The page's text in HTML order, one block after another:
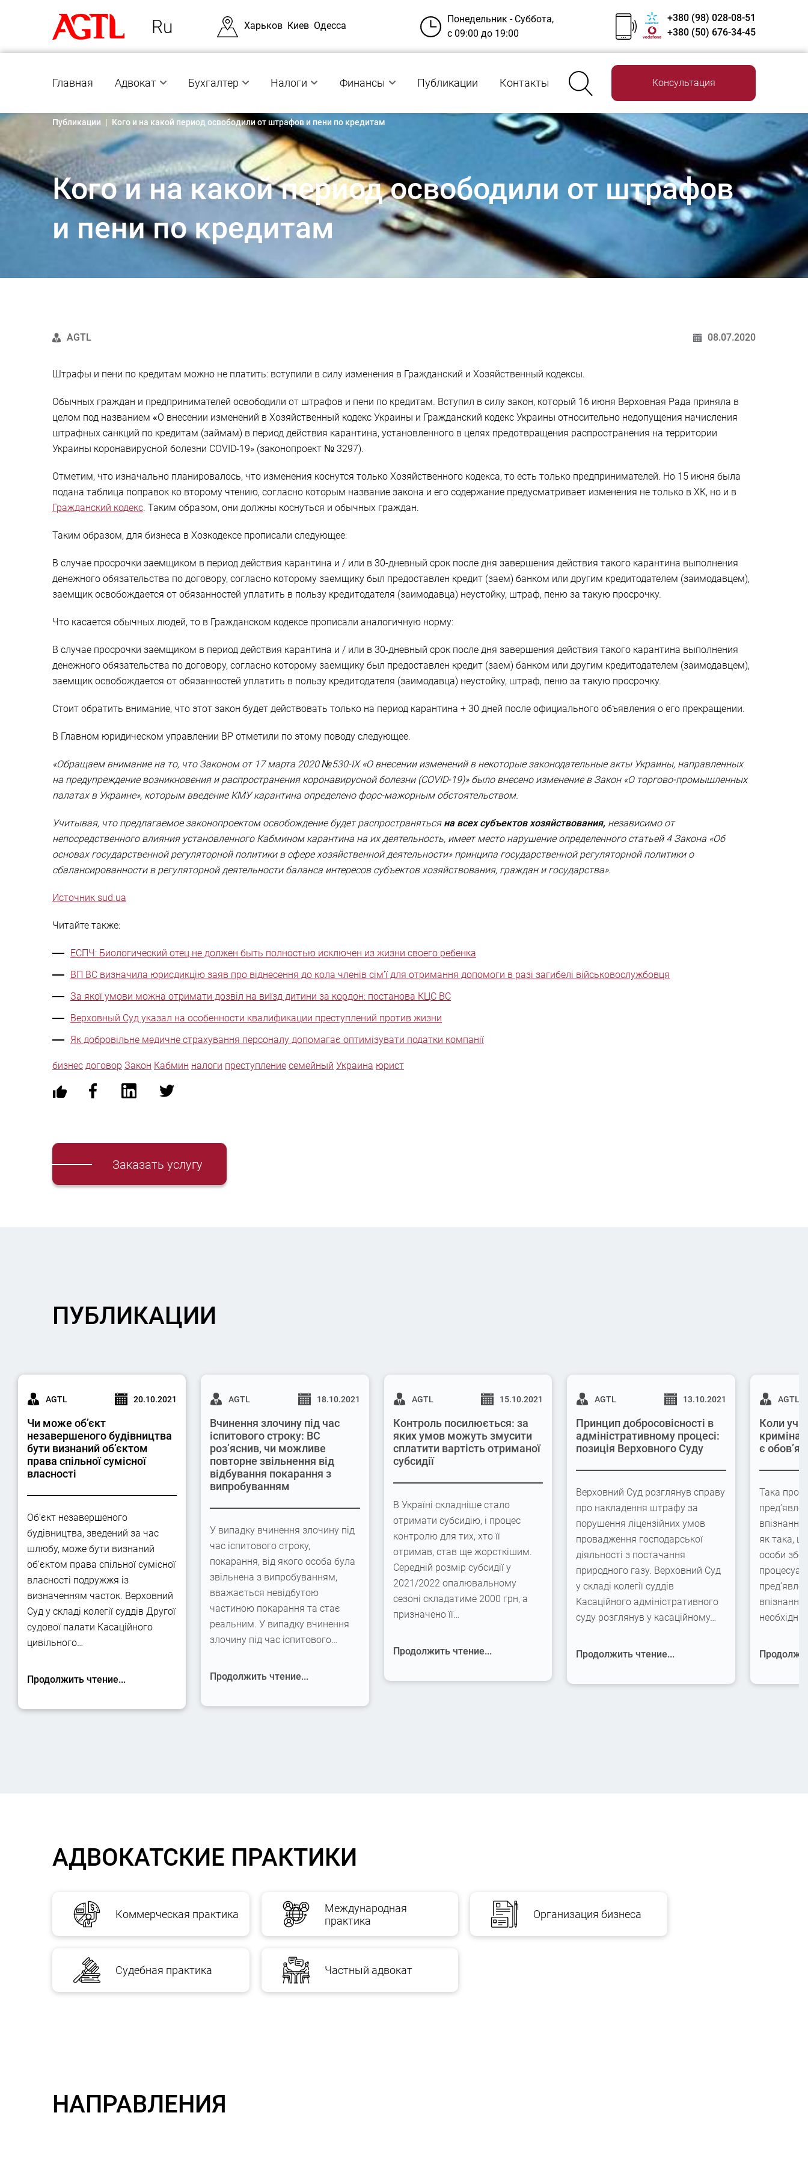
Ru Харьков Киев Одесса
Понедельник - Суббота,
с 09:00 до 19:00
+380 (98) 028-08-51
+380 (50) 676-34-45
Главная Адвокат Бухгалтер Налоги Финансы Публикации Контакты Консультация
Публикации | Кого и на какой период освободили от штрафов и пени по кредитам
Кого и на какой период освободили от штрафов
и пени по кредитам
AGTL 08.07.2020
Штрафы и пени по кредитам можно не платить: вступили в силу изменения в Гражданский и Хозяйственный кодексы.
Обычных граждан и предпринимателей освободили от штрафов и пени по кредитам. Вступил в силу закон, который 16 июня Верховная Рада приняла в
целом под названием «О внесении изменений в Хозяйственный кодекс Украины и Гражданский кодекс Украины относительно недопущения начисления
штрафных санкций по кредитам (займам) в период действия карантина, установленного в целях предотвращения распространения на территории
Украины коронавирусной болезни COVID-19» (законопроект № 3297).
Отметим, что изначально планировалось, что изменения коснутся только Хозяйственного кодекса, то есть только предпринимателей. Но 15 июня была
подана таблица поправок ко второму чтению, согласно которым название закона и его содержание предусматривает изменения не только в ХК, но и в
Гражданский кодекс. Таким образом, они должны коснуться и обычных граждан.
Таким образом, для бизнеса в Хозкодексе прописали следующее:
В случае просрочки заемщиком в период действия карантина и / или в 30-дневный срок после дня завершения действия такого карантина выполнения
денежного обязательства по договору, согласно которому заемщику был предоставлен кредит (заем) банком или другим кредитодателем (заимодавцем),
заемщик освобождается от обязанностей уплатить в пользу кредитодателя (заимодавца) неустойку, штраф, пеню за такую ​​просрочку.
Что касается обычных людей, то в Гражданском кодексе прописали аналогичную норму:
В случае просрочки заемщиком в период действия карантина и / или в 30-дневный срок после дня завершения действия такого карантина выполнения
денежного обязательства по договору, согласно которому заемщику был предоставлен кредит (заем) банком или другим кредитодателем (заимодавцем),
заемщик освобождается от обязанностей уплатить в пользу кредитодателя (заимодавца) неустойку, штраф, пеню за такую ​​просрочку.
Стоит обратить внимание, что этот закон будет действовать только на период карантина + 30 дней после официального объявления о его прекращении.
В Главном юридическом управлении ВР отметили по этому поводу следующее.
«Обращаем внимание на то, что Законом от 17 марта 2020 №530-IX «О внесении изменений в некоторые законодательные акты Украины, направленных
на предупреждение возникновения и распространения коронавирусной болезни (COVID-19)» было внесено изменение в Закон «О торгово-промышленных
палатах в Украине», которым введение КМУ карантина определено форс-мажорным обстоятельством.
Учитывая, что предлагаемое законопроектом освобождение будет распространяться на всех субъектов хозяйствования, независимо от
непосредственного влияния установленного Кабмином карантина на их деятельность, имеет место нарушение определенного статьей 4 Закона «Об
основах государственной регуляторной политики в сфере хозяйственной деятельности» принципа государственной регуляторной политики о
сбалансированности в регуляторной деятельности баланса интересов субъектов хозяйствования, граждан и государства».
Источник sud.ua
Читайте также:
ЕСПЧ: Биологический отец не должен быть полностью исключен из жизни своего ребенка
ВП ВС визначила юрисдикцію заяв про віднесення до кола членів сім’ї для отримання допомоги в разі загибелі військовослужбовця
За якої умови можна отримати дозвіл на виїзд дитини за кордон: постанова КЦС ВС
Верховный Суд указал на особенности квалификации преступлений против жизни
Як добровільне медичне страхування персоналу допомагає оптимізувати податки компанії
бизнес договор Закон Кабмин налоги преступление семейный Украина юрист
Заказать услугу
ПУБЛИКАЦИИ
AGTL 20.10.2021
Чи може об’єкт
незавершеного будівництва
бути визнаний об’єктом
права спільної сумісної
власності
Об’єкт незавершеного
будівництва, зведений за час
шлюбу, може бути визнаний
об’єктом права спільної сумісної
власності подружжя із
визначенням часток. Верховний
Суд у складі колегії суддів Другої
судової палати Касаційного
цивільного…
Продолжить чтение...
AGTL 18.10.2021
Вчинення злочину під час
іспитового строку: ВС
роз’яснив, чи можливе
повторне звільнення від
відбування покарання з
випробуванням
У випадку вчинення злочину під
час іспитового строку,
покарання, від якого особа була
звільнена з випробуванням,
вважається невідбутою
частиною покарання та стає
реальним. У випадку вчинення
злочину під час іспитового…
Продолжить чтение...
AGTL 15.10.2021
Контроль посилюється: за
яких умов можуть змусити
сплатити вартість отриманої
субсидії
В Україні складніше стало
отримати субсидію, і процес
контролю для тих, хто її
отримав, став ще жорсткішим.
Середній розмір субсидії у
2021/2022 опалювальному
сезоні складатиме 2000 грн, а
призначено її…
Продолжить чтение...
AGTL 13.10.2021
Принцип добросовісності в
адміністративному процесі:
позиція Верховного Суду
Верховний Суд розглянув справу
про накладення штрафу за
порушення ліцензійних умов
провадження господарської
діяльності з постачання
природного газу. Верховний Суд
у складі колегії суддів
Касаційного адміністративного
суду розглянув у касаційному…
Продолжить чтение...
AGTL
Коли
є
Така
як така,
особи
АДВОКАТСКИЕ ПРАКТИКИ
Коммерческая практика
Международная
практика
Организация бизнеса
Судебная практика Частный адвокат
НАПРАВЛЕНИЯ